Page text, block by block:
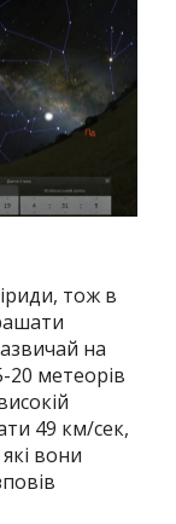
тож в
на
20 метеорів
49 км/сек,
вони